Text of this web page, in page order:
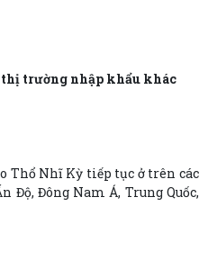
trường nhập khẩu khác
Thổ Nhĩ Kỳ tiếp tục ở trên các
Độ, Đông Nam Á, Trung Quốc,